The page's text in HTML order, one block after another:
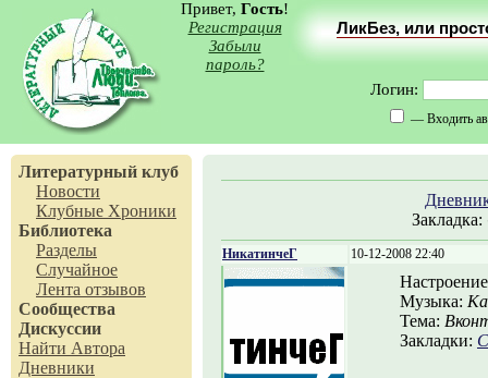
Привет, Гость!
Регистрация
Забыли
пароль?
ЛикБез, или
Логин:
— Входить
Литературный клуб
Новости
Клубные Хроники
Библиотека
Разделы
Случайное
Лента отзывов
Сообщества
Дискуссии
Найти Автора
Дневники
Закладка:
НикатинчеГ 10-12-2008 22:40
Музыка:
Тема:
Закладки: